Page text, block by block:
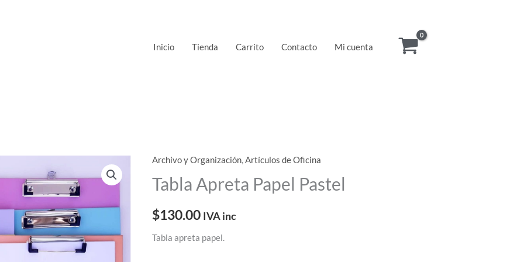
Inicio Tienda Carrito Contacto Mi cuenta
Archivo y Organización,Artículos de Oficina
Tabla Apreta Papel Pastel
$130.00 IVA inc
Tabla apreta papel.
Tabla
Apreta
Papel
Pastel